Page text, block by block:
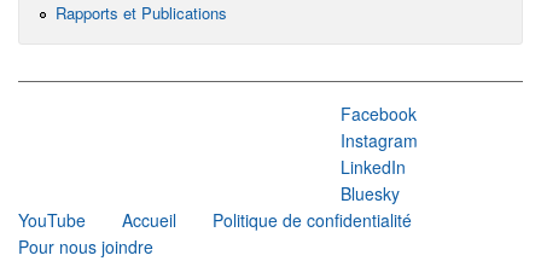
Rapports et Publications
Facebook
Instagram
LinkedIn
Bluesky
YouTube
Accueil
Politique de confidentialité
Pour nous joindre